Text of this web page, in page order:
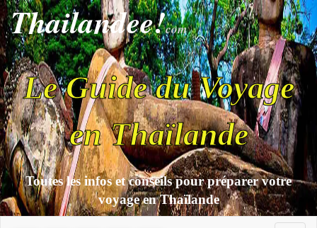
Thailandee!com
Le Guide du Voyage
en Thaïlande
Toutes les infos et conseils pour préparer votre
voyage en Thaïlande